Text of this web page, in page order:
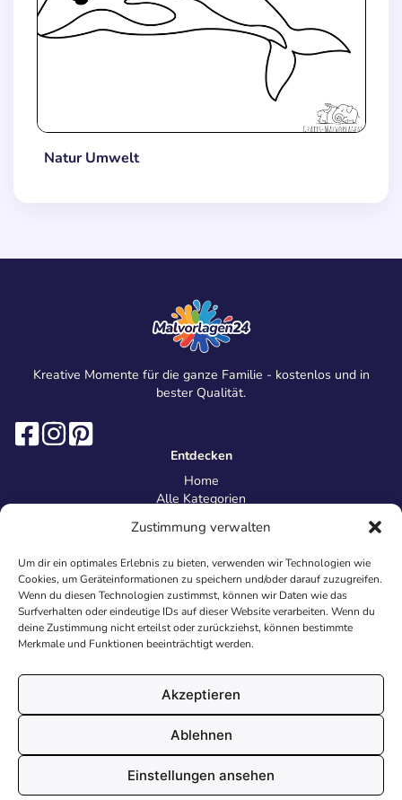
Zustimmung verwalten
Um dir ein optimales Erlebnis zu bieten, verwenden wir Technologien wie
Cookies, um Geräteinformationen zu speichern und/oder darauf zuzugreifen.
Wenn du diesen Technologien zustimmst, können wir Daten wie das
Surfverhalten oder eindeutige IDs auf dieser Website verarbeiten. Wenn du
deine Zustimmung nicht erteilst oder zurückziehst, können bestimmte
Merkmale und Funktionen beeinträchtigt werden.
Akzeptieren
Ablehnen
Einstellungen ansehen
Natur Umwelt
Kreative Momente für die ganze Familie - kostenlos und in
bester Qualität.
Entdecken
Home
Alle Kategorien
Information
Über uns
Kontakt
Inhaltsrichtlinien
Recht & Datenschutz
Impressum
AGB
Cookies
© 2026 Malvorlagen24.de - Alle Rechte vorbehalten. Made with
♥
in Deutschland.